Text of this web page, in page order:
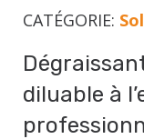
CATÉGORIE:
diluable à